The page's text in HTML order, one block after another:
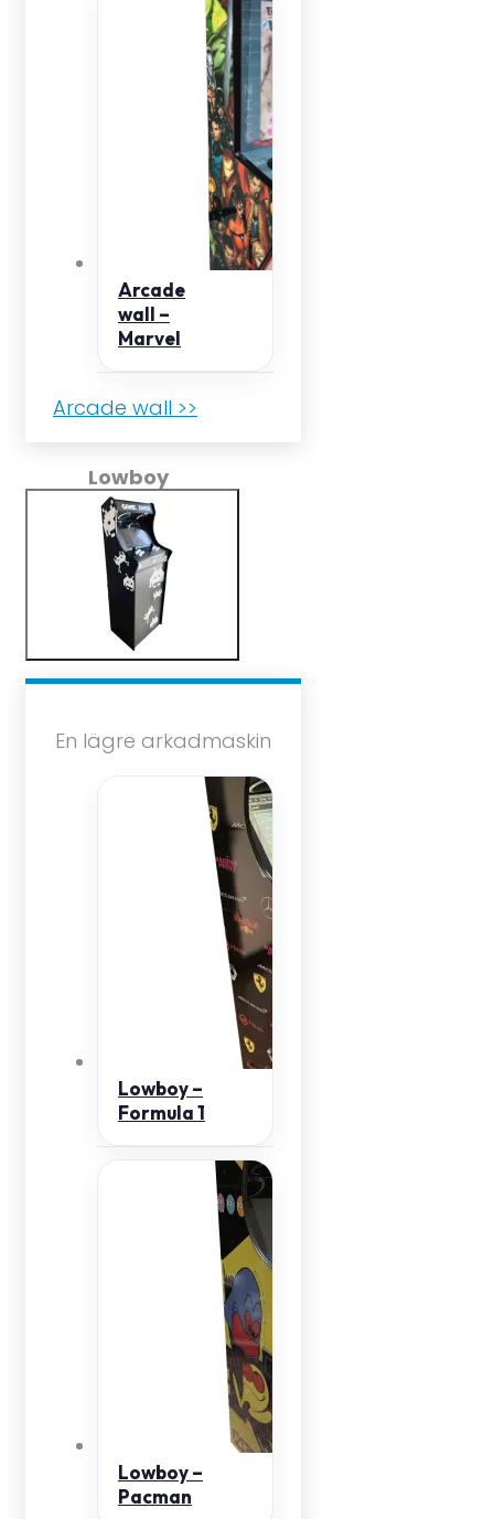
Arcade
wall –
Marvel
Arcade wall >>
Lowboy
En lägre arkadmaskin
Lowboy –
Formula 1
Lowboy –
Pacman